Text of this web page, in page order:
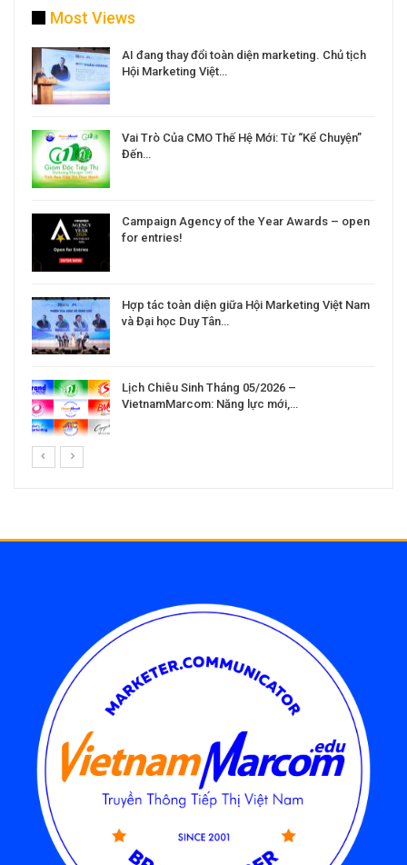
Most Views
AI đang thay đổi toàn diện marketing. Chủ tịch
Hội Marketing Việt…
Vai Trò Của CMO Thế Hệ Mới: Từ “Kể Chuyện”
Đến…
Campaign Agency of the Year Awards – open
for entries!
Hợp tác toàn diện giữa Hội Marketing Việt Nam
và Đại học Duy Tân…
Lịch Chiêu Sinh Tháng 05/2026 –
VietnamMarcom: Năng lực mới,…